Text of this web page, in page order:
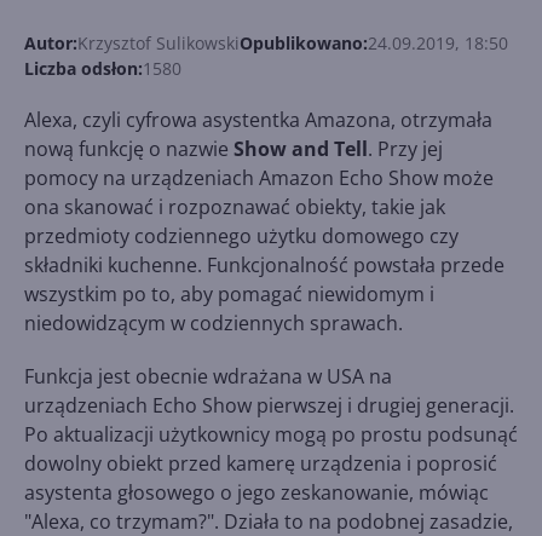
Autor:Krzysztof SulikowskiOpublikowano:24.09.2019, 18:50
Liczba odsłon:1580
Alexa, czyli cyfrowa asystentka Amazona, otrzymała
nową funkcję o nazwie Show and Tell. Przy jej
pomocy na urządzeniach Amazon Echo Show może
ona skanować i rozpoznawać obiekty, takie jak
przedmioty codziennego użytku domowego czy
składniki kuchenne. Funkcjonalność powstała przede
wszystkim po to, aby pomagać niewidomym i
niedowidzącym w codziennych sprawach.
Funkcja jest obecnie wdrażana w USA na
urządzeniach Echo Show pierwszej i drugiej generacji.
Po aktualizacji użytkownicy mogą po prostu podsunąć
dowolny obiekt przed kamerę urządzenia i poprosić
asystenta głosowego o jego zeskanowanie, mówiąc
"Alexa, co trzymam?". Działa to na podobnej zasadzie,